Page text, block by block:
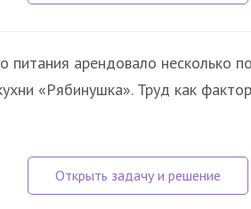
питания арендовало несколько
«Рябинушка». Труд как